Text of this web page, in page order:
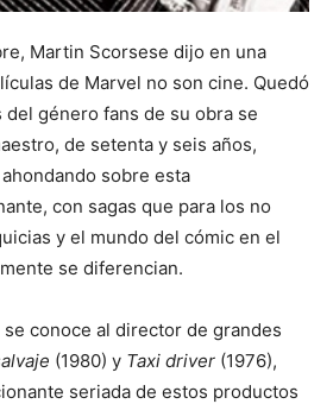
Martin Scorsese dijo en una
de Marvel no son cine. Quedó
género fans de su obra se
de setenta y seis años,
sobre esta
con sagas que para los no
y el mundo del cómic en el
se diferencian.
conoce al director de grandes
(1980) y Taxi driver (1976),
seriada de estos productos